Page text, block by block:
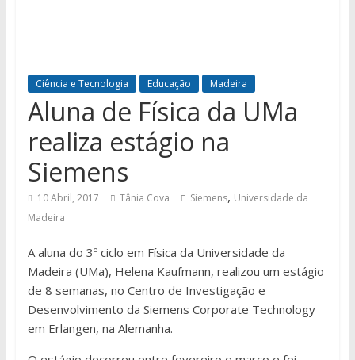
Ciência e Tecnologia Educação Madeira
Aluna de Física da UMa
realiza estágio na
Siemens
10 Abril, 2017 Tânia Cova Siemens, Universidade da
Madeira
A aluna do 3º ciclo em Física da Universidade da
Madeira (UMa), Helena Kaufmann, realizou um estágio
de 8 semanas, no Centro de Investigação e
Desenvolvimento da Siemens Corporate Technology
em Erlangen, na Alemanha.